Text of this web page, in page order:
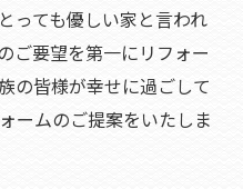
っても優しい家と言われ
ご要望を第一にリフォー
の皆様が幸せに過ごして
ームのご提案をいたしま